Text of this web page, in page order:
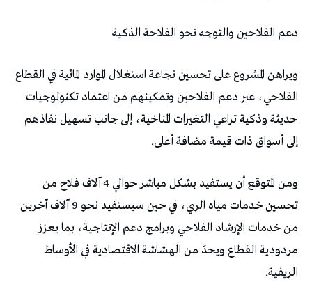
دعم الفلاحين والتوجه نحو الفلاحة الذكية
ويراهن المشروع على تحسين نجاعة استغلال الموارد المائية في القطاع
الفلاحي، عبر دعم الفلاحين وتمكينهم من اعتماد تكنولوجيات
حديثة وذكية تراعي التغيرات المناخية، إلى جانب تسهيل نفاذهم
إلى أسواق ذات قيمة مضافة أعلى.
ومن المتوقع أن يستفيد بشكل مباشر حوالي 4 آلاف فلاح من
تحسين خدمات مياه الري، في حين سيستفيد نحو 9 آلاف آخرين
من خدمات الإرشاد الفلاحي وبرامج دعم الإنتاجية، بما يعزز
مردودية القطاع ويحدّ من الهشاشة الاقتصادية في الأوساط
الريفية.